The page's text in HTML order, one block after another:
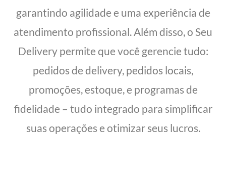
garantindo agilidade e uma experiência de
atendimento profissional. Além disso, o Seu
Delivery permite que você gerencie tudo:
pedidos de delivery, pedidos locais,
promoções, estoque, e programas de
fidelidade – tudo integrado para simplificar
suas operações e otimizar seus lucros.